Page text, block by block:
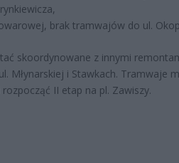
brak tramwajów do ul.
skoordynowane z innymi
Młynarskiej i Stawkach. Tramwaje
II etap na pl. Zawiszy.